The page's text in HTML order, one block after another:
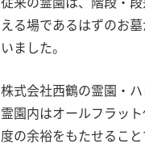
える場であるはずのお
いました。
株式会社西鶴の霊園・
霊園内はオールフラッ
度の余裕をもたせるこ